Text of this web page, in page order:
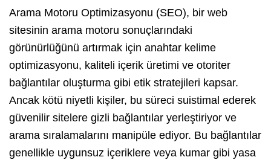
Arama Motoru Optimizasyonu (SEO), bir web
sitesinin arama motoru sonuçlarındaki
görünürlüğünü artırmak için anahtar kelime
optimizasyonu, kaliteli içerik üretimi ve otoriter
bağlantılar oluşturma gibi etik stratejileri kapsar.
Ancak kötü niyetli kişiler, bu süreci suistimal ederek
güvenilir sitelere gizli bağlantılar yerleştiriyor ve
arama sıralamalarını manipüle ediyor. Bu bağlantılar
genellikle uygunsuz içeriklere veya kumar gibi yasa